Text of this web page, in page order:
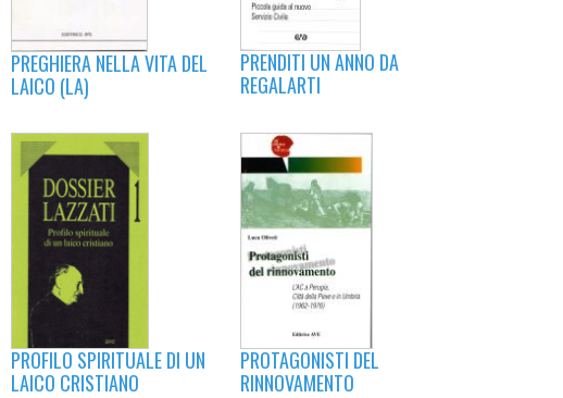
PREGHIERA NELLA VITA DEL
LAICO (LA)
PRENDITI UN ANNO DA
REGALARTI
PROFILO SPIRITUALE DI UN
LAICO CRISTIANO
PROTAGONISTI DEL
RINNOVAMENTO